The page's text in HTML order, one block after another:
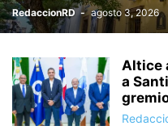
RedaccionRD - agosto 3, 2026
Altice
a